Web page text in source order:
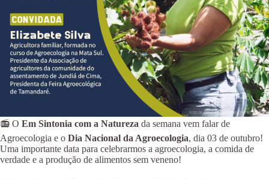
📻 O Em Sintonia com a Natureza da semana vem falar de
Agroecologia e o Dia Nacional da Agroecologia, dia 03 de outubro!
Uma importante data para celebrarmos a agroecologia, a comida de
verdade e a produção de alimentos sem veneno!